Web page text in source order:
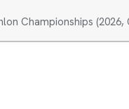
Championships (2026,